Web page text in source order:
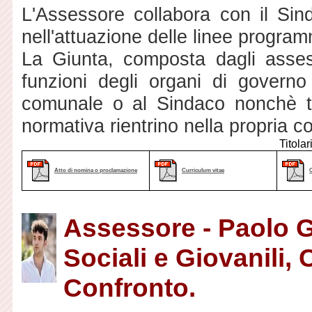
L'Assessore collabora con il
nell'attuazione delle linee
La Giunta, composta dagli
funzioni degli organi di
comunale o al Sindaco
normativa rientrino nella propria
Atto di nomina o proclamazione Curriculum vitae
Assessore - Paolo
Sociali e Giovanili,
Confronto.